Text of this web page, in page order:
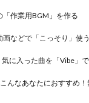
作業用BGM」を作る
などで「こっそり」使
に入った曲を「Vibe」で
んなあなたにおすすめ